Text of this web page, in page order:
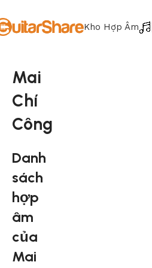
Kho Hợp Âm
Mai
Chí
Công
Danh
sách
hợp
âm
của
Mai